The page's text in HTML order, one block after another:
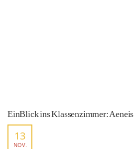
EinBlick ins Klassenzimmer: Aeneis
13
NOV.